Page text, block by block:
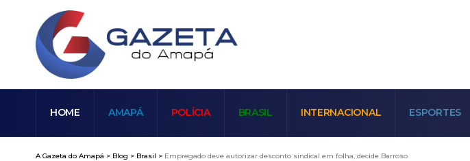
HOME AMAPÁ POLÍCIA BRASIL INTERNACIONAL ESPORTES
A Gazeta do Amapá > Blog > Brasil > Empregado deve autorizar desconto sindical em folha, decide Barroso